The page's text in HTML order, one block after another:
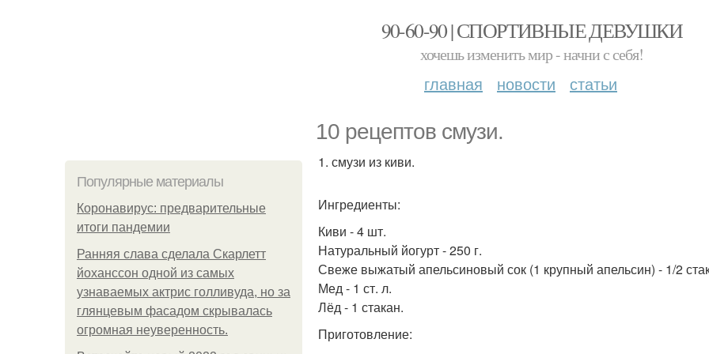
90-60-90 | СПОРТИВНЫЕ ДЕВУШКИ
хочешь изменить мир - начни с себя!
главная новости статьи
10 рецептов смузи.
Популярные материалы
Коронавирус: предварительные
итоги пандемии
Ранняя слава сделала Скарлетт
йоханссон одной из самых
узнаваемых актрис голливуда, но за
глянцевым фасадом скрывалась
огромная неуверенность.
1. смузи из киви.
Ингредиенты:
Киви - 4 шт.
Натуральный йогурт - 250 г.
Свеже выжатый апельсиновый сок (1 крупный апельсин) - 1/2
Мед - 1 ст. л.
Лёд - 1 стакан.
Приготовление: